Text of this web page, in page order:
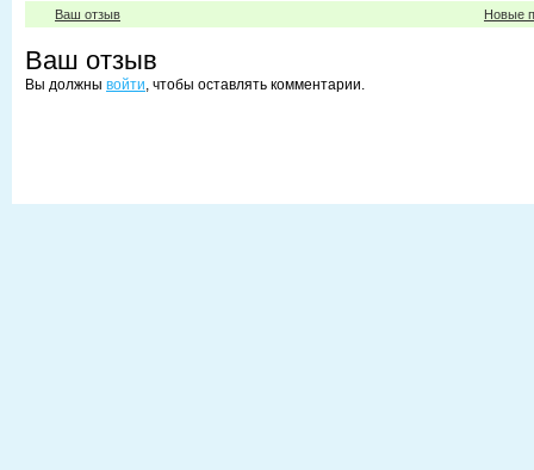
Ваш отзыв Новые
Ваш отзыв
Вы должны войти, чтобы оставлять комментарии.